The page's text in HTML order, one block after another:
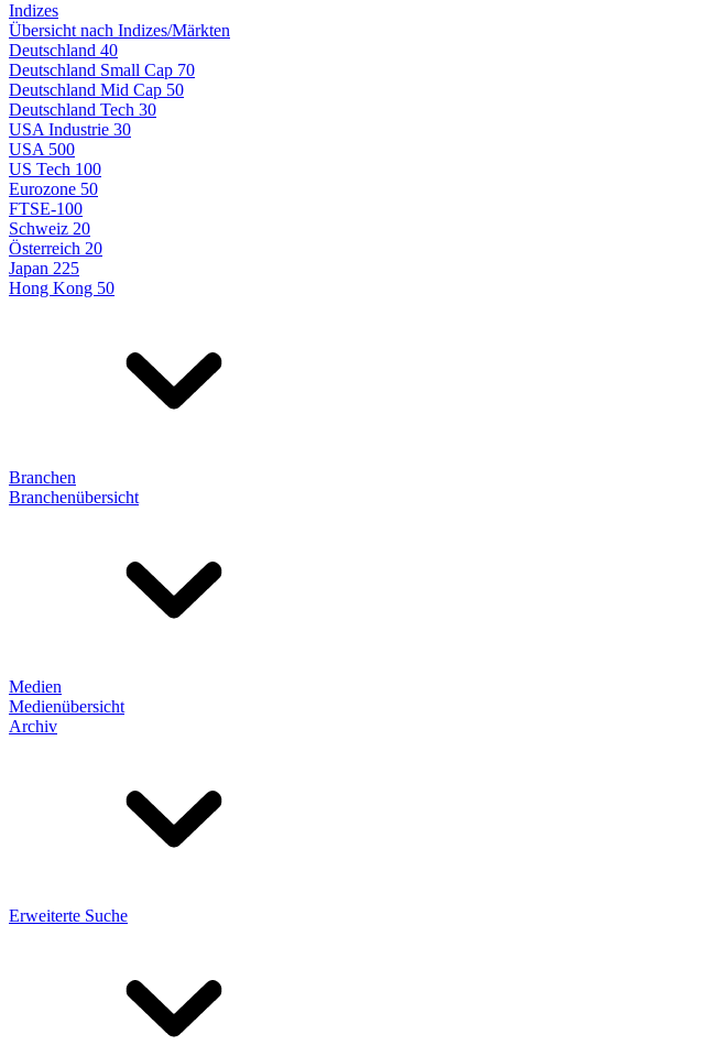
Indizes
Übersicht nach Indizes/Märkten
Deutschland 40
Deutschland Small Cap 70
Deutschland Mid Cap 50
Deutschland Tech 30
USA Industrie 30
USA 500
US Tech 100
Eurozone 50
FTSE-100
Schweiz 20
Österreich 20
Japan 225
Hong Kong 50
Branchen
Branchenübersicht
Medien
Medienübersicht
Archiv
Erweiterte Suche